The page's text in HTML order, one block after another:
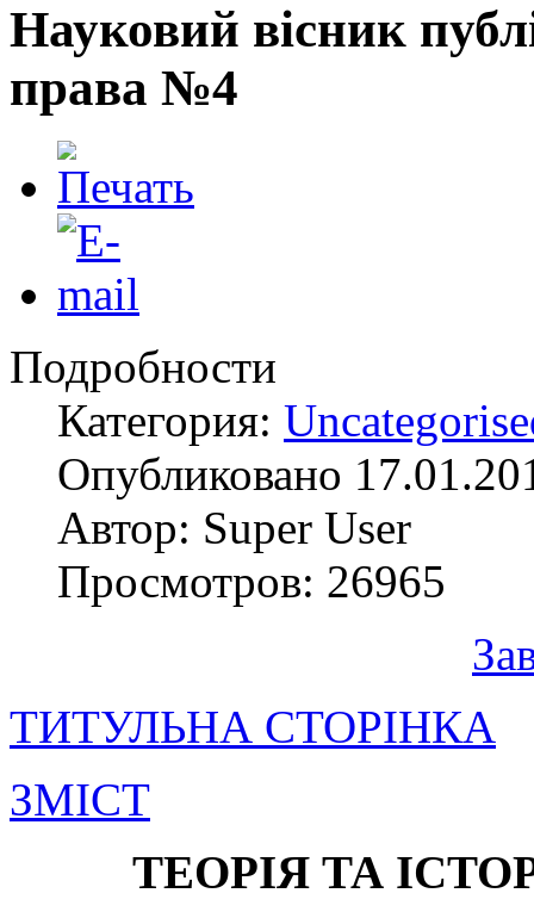
Науковий вісник
права №4
Подробности
Категория:
Опубликовано
Автор: Super User
Просмотров: 26965
ТИТУЛЬНА СТОРІНКА
ЗМІСТ
ТЕОРІЯ ТА